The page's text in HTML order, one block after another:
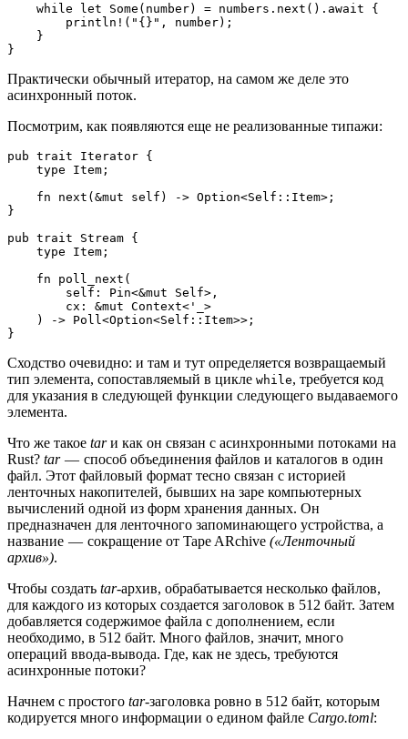
    while let Some(number) = numbers.next().await {
        println!("{}", number);
    }
}
Практически обычный итератор, на самом же деле это
асинхронный поток.
Посмотрим, как появляются еще не реализованные типажи:
pub trait Iterator {
    type Item;
    fn next(&mut self) -> Option<Self::Item>;
}
pub trait Stream {
    type Item;
    fn poll_next(
        self: Pin<&mut Self>,
        cx: &mut Context<'_>
    ) -> Poll<Option<Self::Item>>;
}
Сходство очевидно: и там и тут определяется возвращаемый
тип элемента, сопоставляемый в цикле while, требуется код
для указания в следующей функции следующего выдаваемого
элемента.
Что же такое tarи как он связан с асинхронными потоками на
Rust? tar — способ объединения файлов и каталогов в один
файл. Этот файловый формат тесно связан с историей
ленточных накопителей, бывших на заре компьютерных
вычислений одной из форм хранения данных. Он
предназначен для ленточного запоминающего устройства, а
название — сокращение от Tape ARchive («Ленточный
архив»).
Чтобы создать tar-архив, обрабатывается несколько файлов,
для каждого из которых создается заголовок в 512 байт. Затем
добавляется содержимое файла с дополнением, если
необходимо, в 512 байт. Много файлов, значит, много
операций ввода-вывода. Где, как не здесь, требуются
асинхронные потоки?
Начнем с простого tar-заголовка ровно в 512 байт, которым
кодируется много информации о едином файле Cargo.toml: